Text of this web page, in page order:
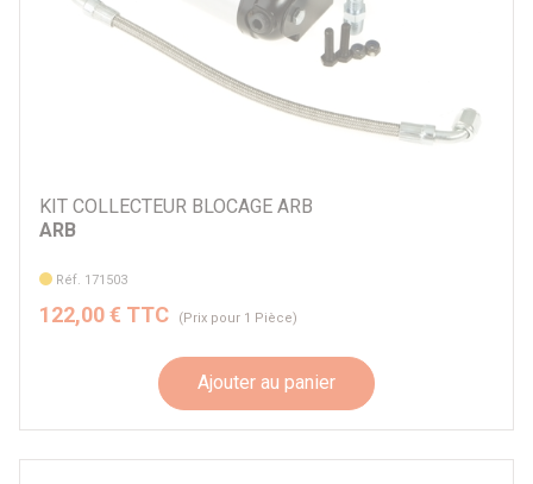
KIT COLLECTEUR BLOCAGE ARB
ARB
Réf. 171503
122,00 € TTC (Prix pour 1 Pièce)
Ajouter au panier